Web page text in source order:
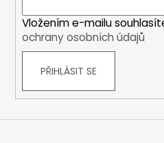
Vložením e-mailu
ochrany osobních údajů
PŘIHLÁSIT SE